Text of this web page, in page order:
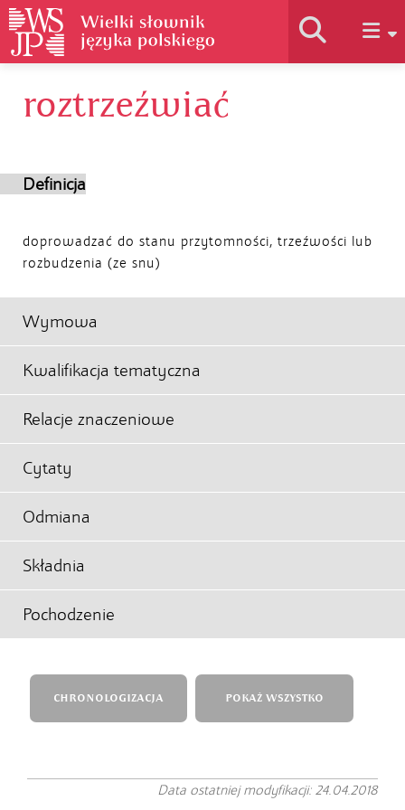
Historia słownika
roztrzeźwiać
Definicja
doprowadzać do stanu przytomności, trzeźwości lub
rozbudzenia (ze snu)
Wymowa
Kwalifikacja tematyczna
Relacje znaczeniowe
Cytaty
Odmiana
Składnia
Pochodzenie
CHRONOLOGIZACJA POKAŻ WSZYSTKO
Data ostatniej modyfikacji: 24.04.2018